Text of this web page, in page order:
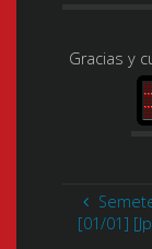
Gracias y
[01/01]